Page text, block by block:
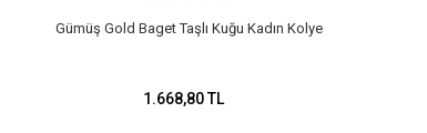
Gümüş Gold Baget Taşlı Kuğu Kadın Kolye
1.668,80 TL